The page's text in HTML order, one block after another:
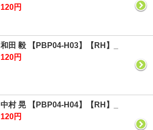
120円
和田 毅 【PBP04-H03】【RH】_
120円
中村 晃 【PBP04-H04】【RH】_
120円